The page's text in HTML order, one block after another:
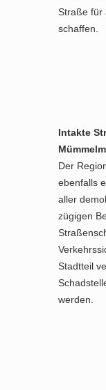
Straße für
schaffen.
Intakte
Der
ebenfalls
aller
zügigen
Stadtteil
werden.